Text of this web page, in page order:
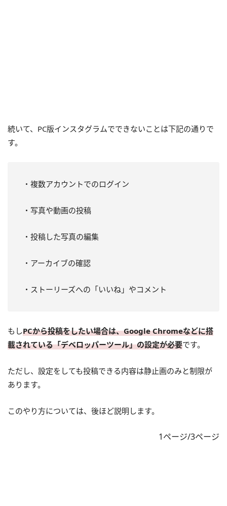
続いて、PC版インスタグラムでできないことは下記の通りで
す。
・複数アカウントでのログイン
・写真や動画の投稿
・投稿した写真の編集
・アーカイブの確認
・ストーリーズへの「いいね」やコメント
もしPCから投稿をしたい場合は、Google Chromeなどに搭
載されている「デベロッパーツール」の設定が必要です。
ただし、設定をしても投稿できる内容は静止画のみと制限が
あります。
このやり方については、後ほど説明します。
1ページ/3ページ